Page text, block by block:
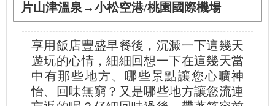
片山津溫泉→小松空港/桃園國際機場
享用飯店豐盛早餐後，沉澱一下這幾天
遊玩的心情，細細回想一下在這幾天當
中有那些地方、哪些景點讓您心曠神
怡、回味無窮？又是哪些地方讓您流連